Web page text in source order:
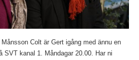
Colt är Gert igång med ännu en
SVT kanal 1. Måndagar 20.00. Har ni